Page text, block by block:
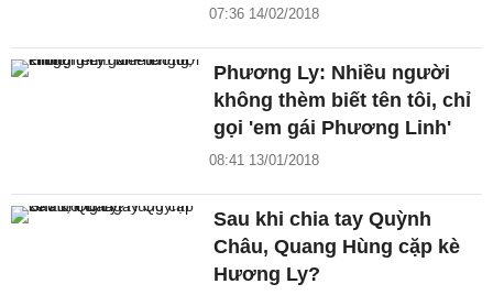
07:36 14/02/2018
Phương Ly: Nhiều người
không thèm biết tên tôi, chỉ
gọi 'em gái Phương Linh'
08:41 13/01/2018
Sau khi chia tay Quỳnh
Châu, Quang Hùng cặp kè
Hương Ly?